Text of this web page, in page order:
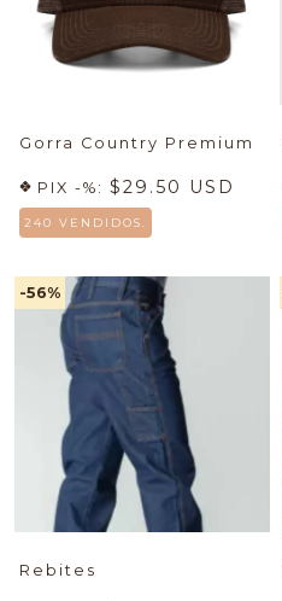
Gorra Country Premium
PIX -%: $29.50 USD
240 VENDIDOS.
-56%
Rebites